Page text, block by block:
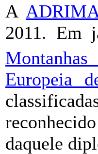
A
2011. Em
Europeia
daquele